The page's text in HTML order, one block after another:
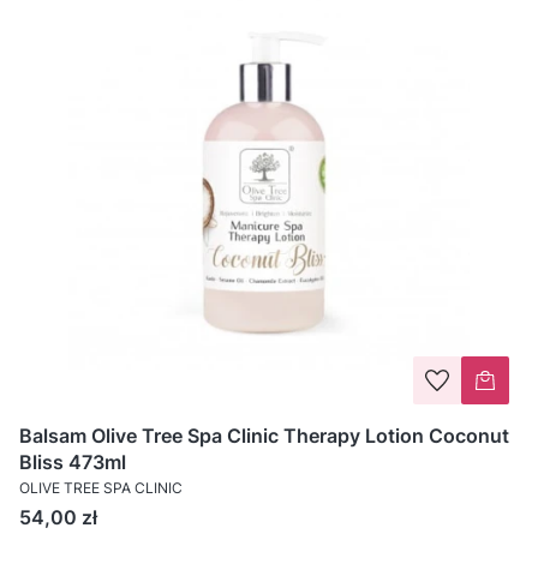
Balsam Olive Tree Spa Clinic Therapy Lotion Coconut
Bliss 473ml
OLIVE TREE SPA CLINIC
Cena
54,00 zł